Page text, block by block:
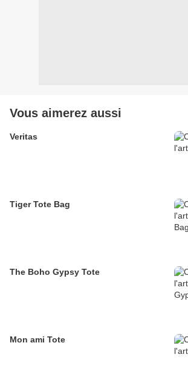
Vous aimerez aussi
Veritas
Tiger Tote Bag
The Boho Gypsy Tote
Mon ami Tote